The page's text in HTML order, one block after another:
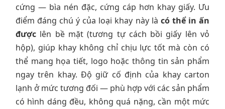
cứng — bìa nén đặc, cứng cáp hơn khay giấy. Ưu
điểm đáng chú ý của loại khay này là có thể in ấn
được lên bề mặt (tương tự cách bồi giấy lên vỏ
hộp), giúp khay không chỉ chịu lực tốt mà còn có
thể mang họa tiết, logo hoặc thông tin sản phẩm
ngay trên khay. Độ giữ cố định của khay carton
lạnh ở mức tương đối — phù hợp với các sản phẩm
có hình dáng đều, không quá nặng, cần một mức